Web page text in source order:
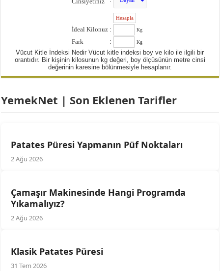
İdeal Kilonuz : Kg
Fark : Kg
Vücut Kitle İndeksi Nedir Vücut kitle indeksi boy ve kilo ile ilgili bir
orantıdır. Bir kişinin kilosunun kg değeri, boy ölçüsünün metre cinsi
değerinin karesine bölünmesiyle hesaplanır.
YemekNet | Son Eklenen Tarifler
Patates Püresi Yapmanın Püf Noktaları
2 Ağu 2026
Çamaşır Makinesinde Hangi Programda
Yıkamalıyız?
2 Ağu 2026
Klasik Patates Püresi
31 Tem 2026